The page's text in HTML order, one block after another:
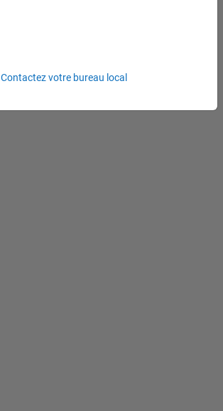
Contactez votre bureau local